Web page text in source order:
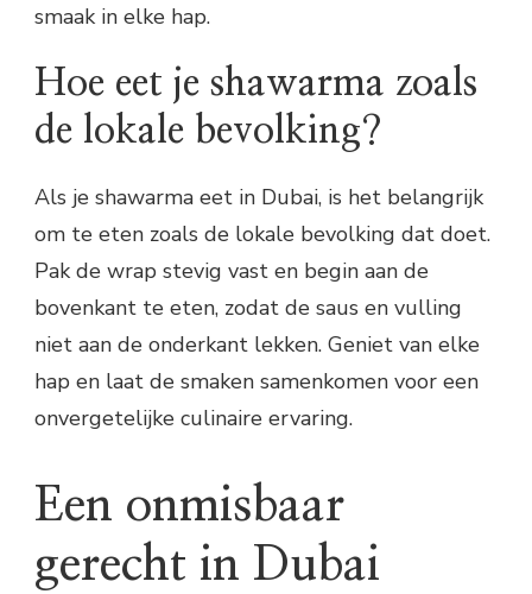
smaak in elke hap.
Hoe eet je shawarma zoals
de lokale bevolking?
Als je shawarma eet in Dubai, is het belangrijk
om te eten zoals de lokale bevolking dat doet.
Pak de wrap stevig vast en begin aan de
bovenkant te eten, zodat de saus en vulling
niet aan de onderkant lekken. Geniet van elke
hap en laat de smaken samenkomen voor een
onvergetelijke culinaire ervaring.
Een onmisbaar
gerecht in Dubai